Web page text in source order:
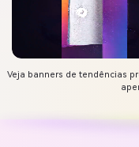
Veja banners de tendências